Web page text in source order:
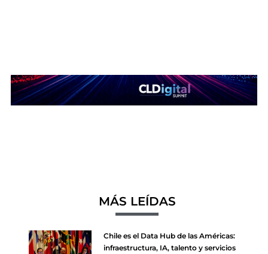
MÁS LEÍDAS
Chile es el Data Hub de las Américas:
infraestructura, IA, talento y servicios